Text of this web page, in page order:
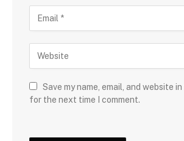
Save my name, email, and website
for the next time I comment.